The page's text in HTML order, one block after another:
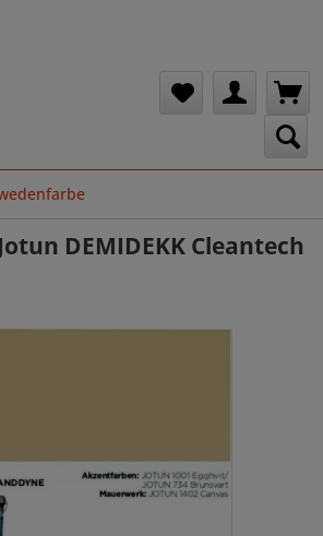
DEMIDEKK Cleantech